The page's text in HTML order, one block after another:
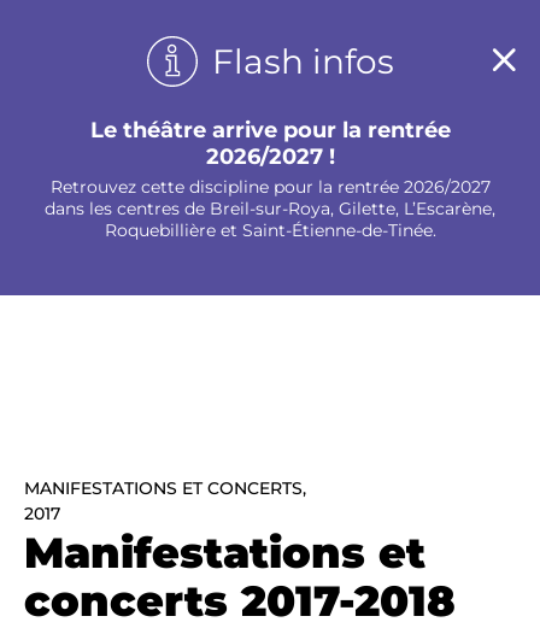
Flash infos
Le théâtre arrive pour la rentrée
2026/2027 !
Retrouvez cette discipline pour la rentrée 2026/2027
dans les centres de Breil-sur-Roya, Gilette, L’Escarène,
Roquebillière et Saint-Étienne-de-Tinée.
MANIFESTATIONS ET CONCERTS,
2017
Manifestations et
concerts 2017-2018